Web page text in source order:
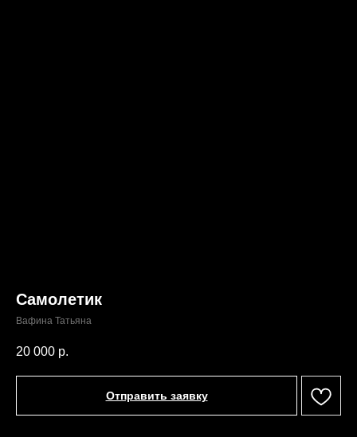
Самолетик
Вафина Татьяна
20 000 р.
Отправить заявку